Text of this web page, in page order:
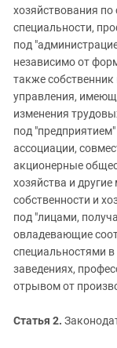
хозяйствования
специальности,
под
независимо от
также
управления,
изменения
под
ассоциации,
акционерные
хозяйства и
собственности и
под "лицами,
овладевающие
специальностями
заведениях,
отрывом от
Статья 2.